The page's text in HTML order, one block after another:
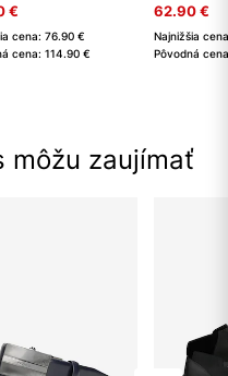
€
cena: 76.90 €
cena: 114.90 €
62.90 €
Najnižšia
Pôvodná
môžu zaujímať